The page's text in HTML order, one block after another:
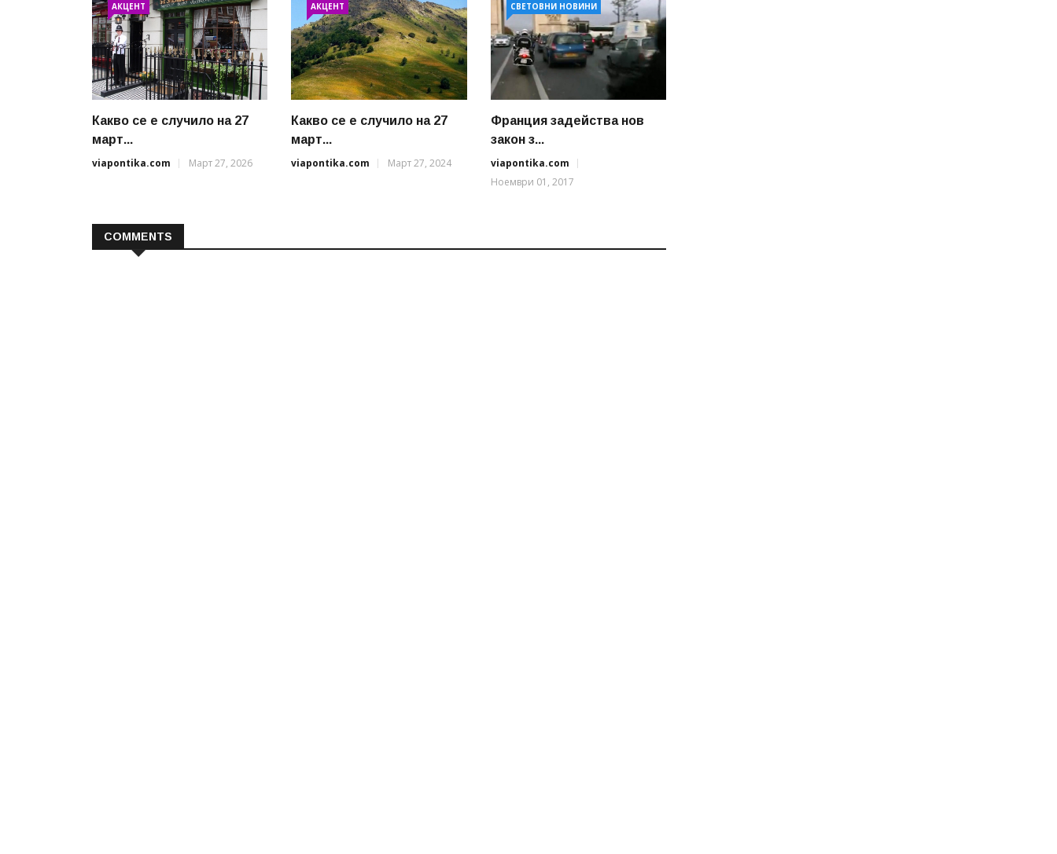
АКЦЕНТ
Какво се е случило на 27
март...
viapontika.com
Март 27, 2026
АКЦЕНТ
Какво се е случило на 27
март...
viapontika.com
Март 27, 2024
СВЕТОВНИ НОВИНИ
Франция задейства нов
закон з...
viapontika.com
Ноември 01, 2017
COMMENTS